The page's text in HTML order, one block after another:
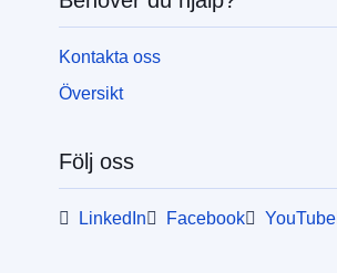
Kontakta oss
Översikt
Följ oss
LinkedIn Facebook YouTube